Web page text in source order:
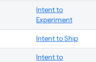
Intent to
Experiment
Intent to Ship
Intent to